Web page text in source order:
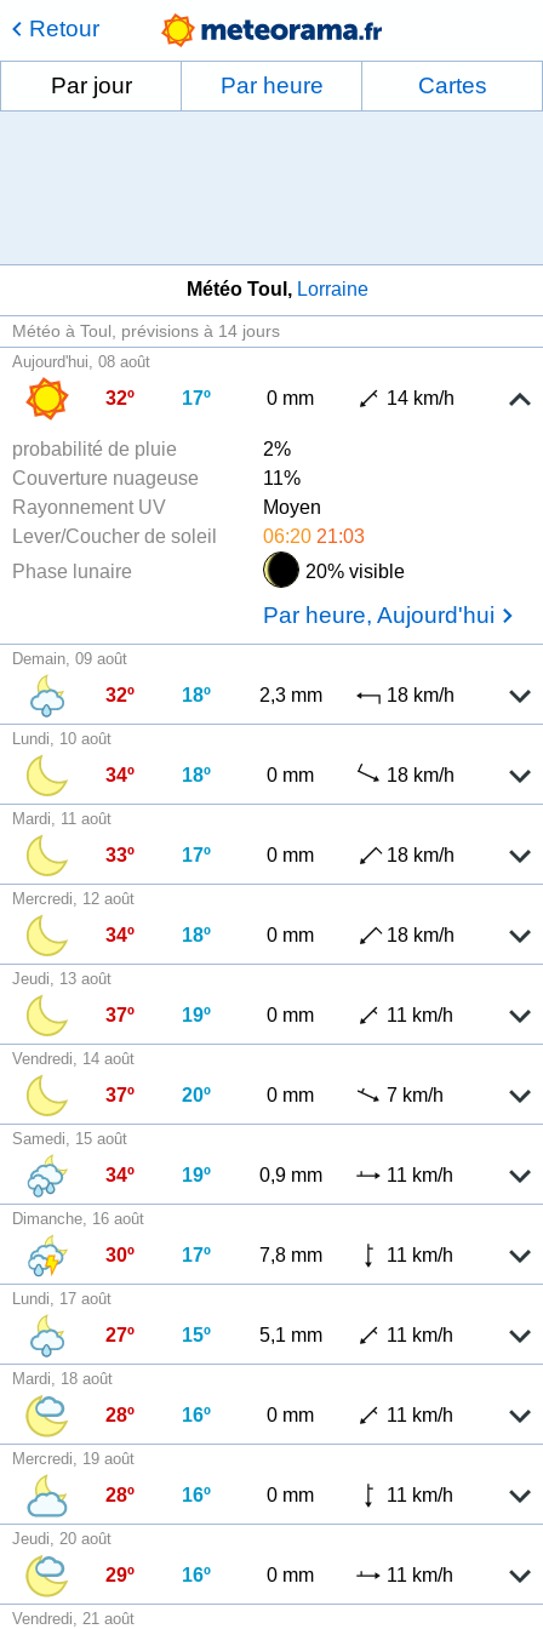
Retour
Par jour Par heure Cartes
Météo Toul Lorraine
Météo à Toul prévisions à 14 jours
Aujourd'hui, 08 août
32º 17º 0 mm 14 km/h
probabilité de pluie
2%
Couverture nuageuse
11%
Rayonnement UV
Moyen
Lever/Coucher de soleil
06:20 21:03
Phase lunaire
20% visible
Par heure, Aujourd'hui
Demain, 09 août
32º 18º 2,3 mm 18 km/h
Lundi, 10 août
34º 18º 0 mm 18 km/h
Mardi, 11 août
33º 17º 0 mm 18 km/h
Mercredi, 12 août
34º 18º 0 mm 18 km/h
Jeudi, 13 août
37º 19º 0 mm 11 km/h
Vendredi, 14 août
37º 20º 0 mm 7 km/h
Samedi, 15 août
34º 19º 0,9 mm 11 km/h
Dimanche, 16 août
30º 17º 7,8 mm 11 km/h
Lundi, 17 août
27º 15º 5,1 mm 11 km/h
Mardi, 18 août
28º 16º 0 mm 11 km/h
Mercredi, 19 août
28º 16º 0 mm 11 km/h
Jeudi, 20 août
29º 16º 0 mm 11 km/h
Vendredi, 21 août